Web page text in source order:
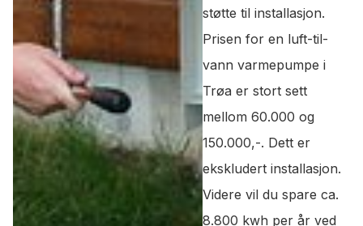
støtte til installasjon.
Prisen for en luft-til-
vann varmepumpe i
Trøa er stort sett
mellom 60.000 og
150.000,-. Dett er
ekskludert installasjon.
Videre vil du spare ca.
8.800 kwh per år ved